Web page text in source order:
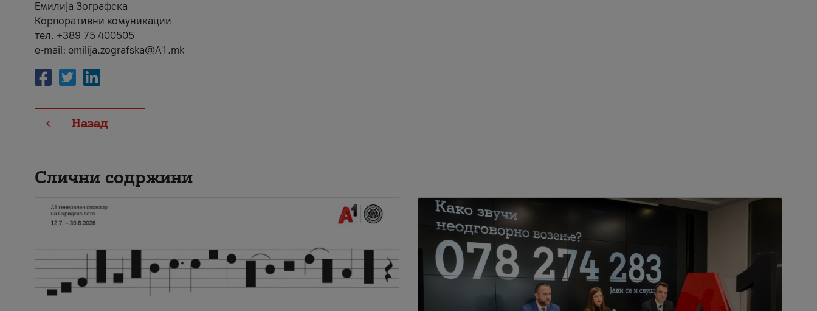
Емилија Зографска
Корпоративни комуникации
тел. +389 75 400505
e-mail: emilija.zografska@A1.mk
Назад
Слични содржини